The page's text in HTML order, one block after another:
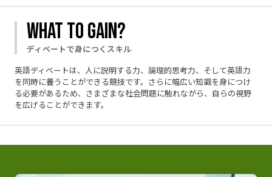
WHAT TO GAIN?
ディベートで身につくスキル
英語ディベートは、人に説明する力、論理的思考力、そして英語力
を同時に養うことができる競技です。さらに幅広い知識を身につけ
る必要があるため、さまざまな社会問題に触れながら、自らの視野
を広げることができます。